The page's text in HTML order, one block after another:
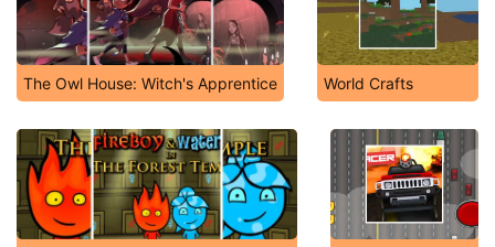
The Owl House: Witch's Apprentice World Crafts